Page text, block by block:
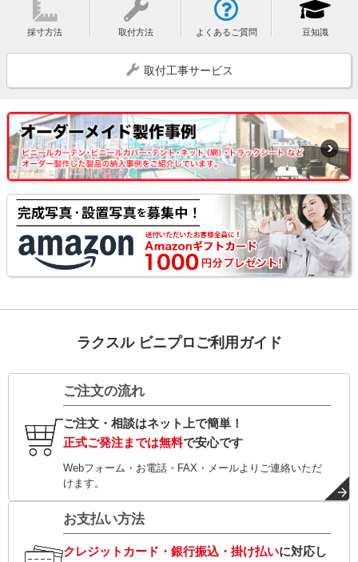
採寸方法 取付方法 よくあるご質問 豆知識
取付工事サービス
ラクスル ビニプロご利用ガイド
ご注文の流れ
ご注文・相談はネット上で簡単！
正式ご発注までは無料で安心です
Webフォーム・お電話・FAX・メールよりご連絡いただ
けます。
お支払い方法
クレジットカード・銀行振込・掛け払いに対応し